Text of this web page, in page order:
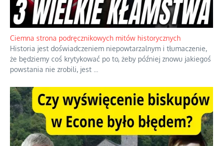
Ciemna strona podręcznikowych mitów historycznych
Historia jest doświadczeniem niepowtarzalnym i tłumaczenie,
że będziemy coś krytykować po to, żeby później znowu jakiegoś
powstania nie zrobili, jest